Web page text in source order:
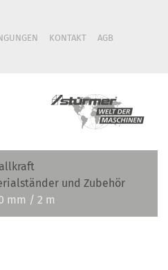
KONTAKT
AGB
und Zubehör
mm / 2 m